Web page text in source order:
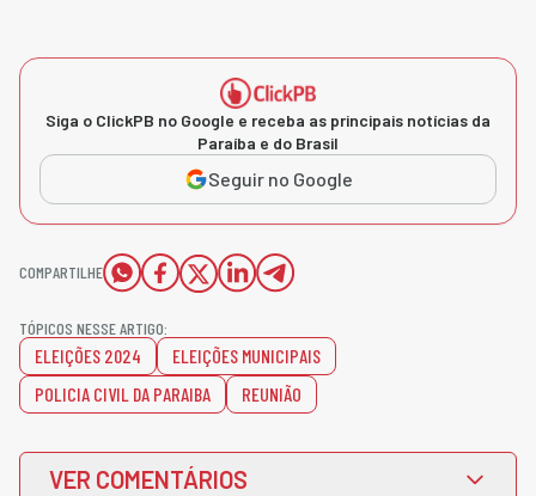
Siga o ClickPB no Google e receba as principais notícias da
Paraíba e do Brasil
Seguir no Google
COMPARTILHE
TÓPICOS NESSE ARTIGO:
ELEIÇÕES 2024
ELEIÇÕES MUNICIPAIS
POLICIA CIVIL DA PARAIBA
REUNIÃO
VER COMENTÁRIOS